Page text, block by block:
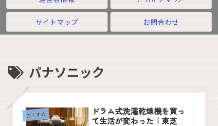
サイトマップ お問合わせ
パナソニック
おすすめ
ドラム式洗濯乾燥機を買っ
て生活が変わった｜東芝